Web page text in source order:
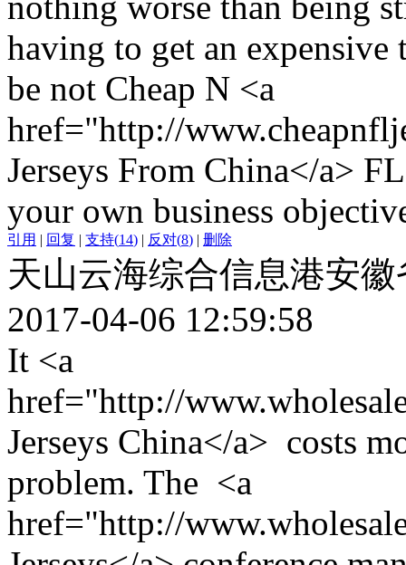
having to get an expensive
be not Cheap N <a
href="http://
Jerseys From China</a>
your own business
引用 | 回复 | 支持(14) | 反对(8) | 删除
天山云海综合信息港安
2017-04-06 12:59:58
It <a
href="http://
Jerseys China</a> costs
problem. The <a
href="http://